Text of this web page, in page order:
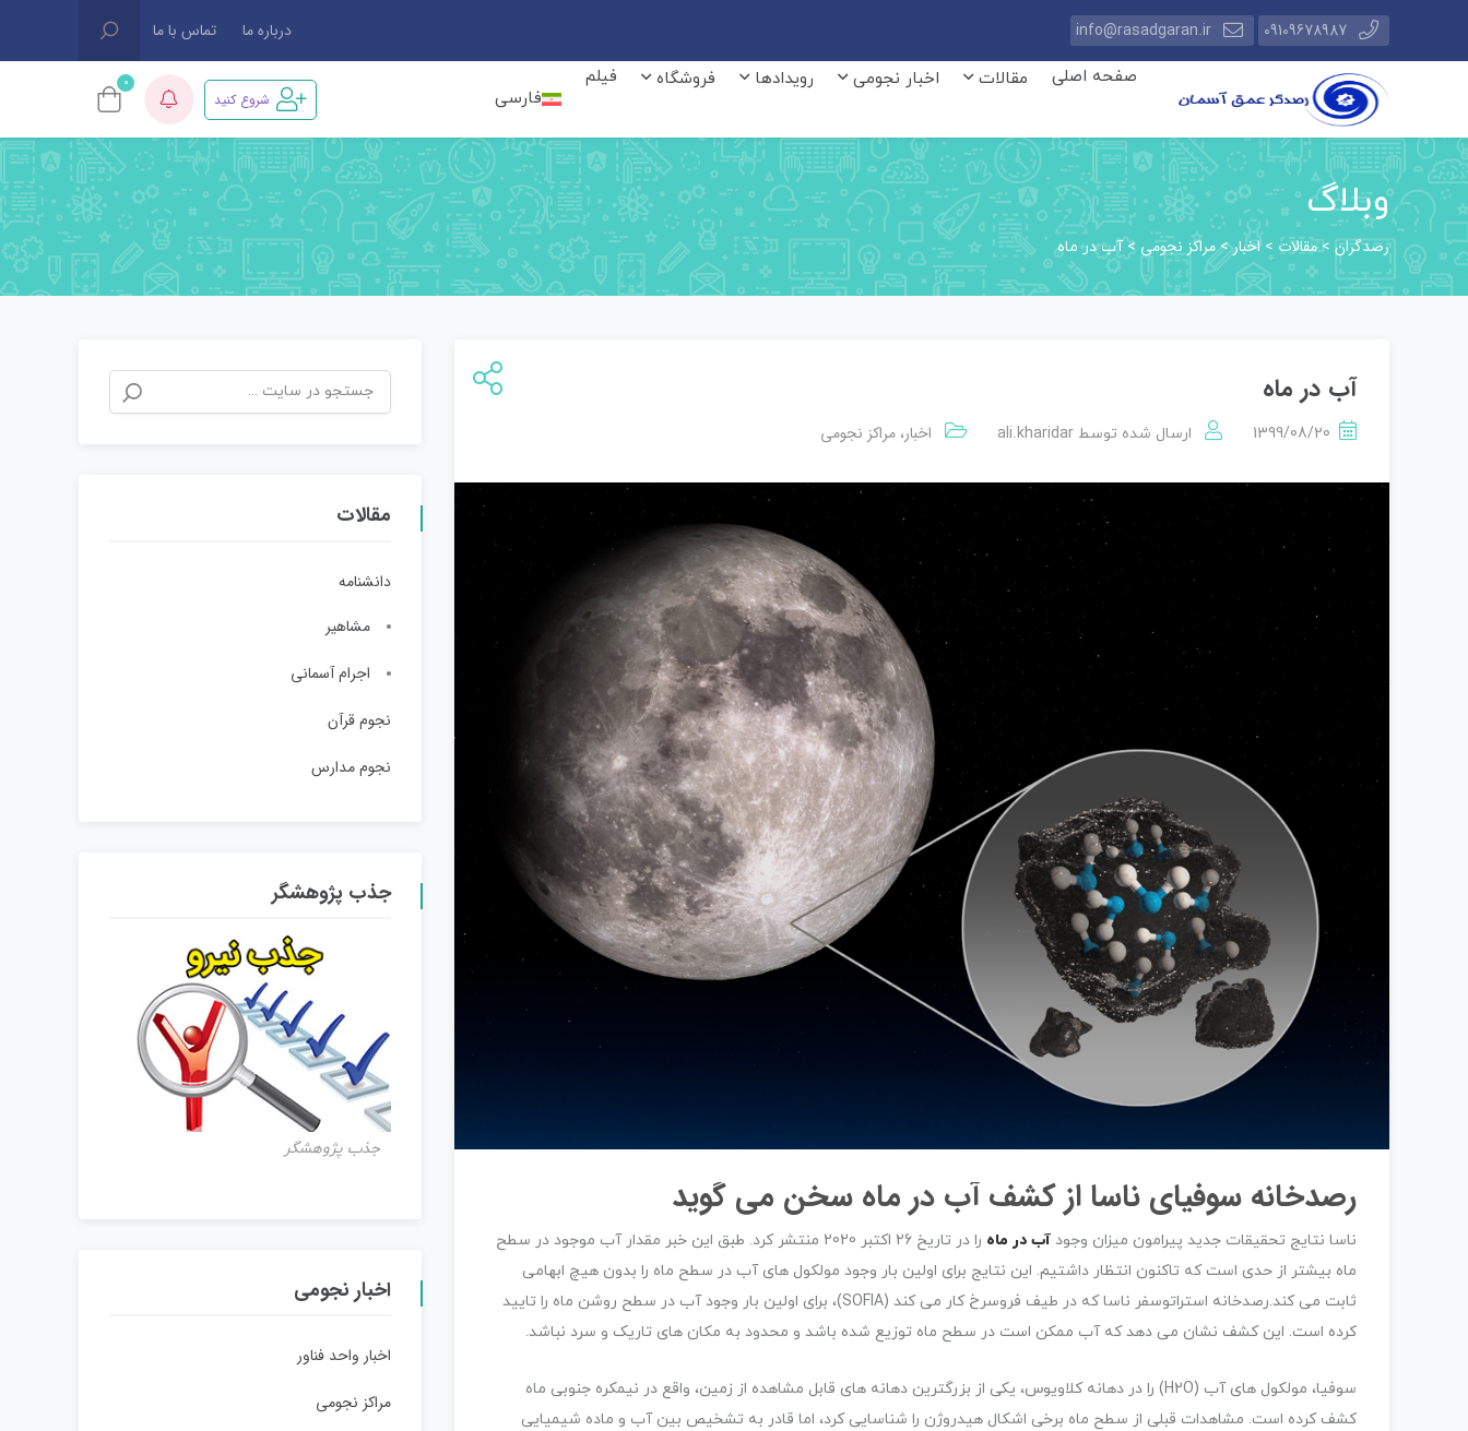
09109678987
info@rasadgaran.ir درباره ما تماس با ما
صفحه اصلی مقالات اخبار نجومی رویدادها فروشگاه
فیلم
فارسی
شروع کنید
0
وبلاگ
رصدگران >مقالات >اخبار>مراکز نجومی >آب در ماه
آب در ماه
1399/08/20 ارسال شده توسط ali.kharidar اخبار، مراکز نجومی
رصدخانه سوفیای ناسا از کشف آب در ماه سخن می گوید
ناسا نتایج تحقیقات جدید پیرامون میزان وجود آب در ماه
را در تاریخ 26 اکتبر 2020 منتشر کرد. طبق این خبر مقدار آب موجود در سطح
ماه بیشتر از حدی است که تاکنون انتظار داشتیم. این نتایج برای اولین بار وجود مولکول ‌های آب در سطح ماه را بدون هیچ ابهامی
ثابت می کند.رصدخانه استراتوسفر ناسا که در طیف فروسرخ کار می کند (SOFIA)، برای اولین بار وجود آب در سطح روشن ماه را تایید
کرده است. این کشف نشان می دهد که آب ممکن است در سطح ماه توزیع شده باشد و محدود به مکان های تاریک و سرد نباشد.
سوفیا، مولکول های آب (H2O) را در دهانه کلاویوس، یکی از بزرگترین دهانه های قابل مشاهده از زمین، واقع در نیمکره جنوبی ماه
کشف کرده است. مشاهدات قبلی از سطح ماه برخی اشکال هیدروژن را شناسایی کرد، اما قادر به تشخیص بین آب و ماده شیمیایی
مقالات
دانشنامه
مشاهیر
اجرام آسمانی
نجوم قرآن
نجوم مدارس
جذب پژوهشگر
جذب پژوهشگر
اخبار نجومی
اخبار واحد فناور
مراکز نجومی